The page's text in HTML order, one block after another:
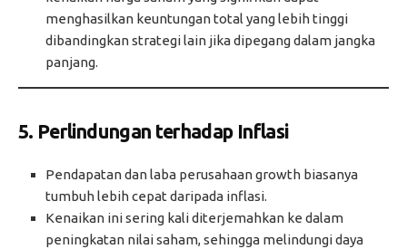
menghasilkan keuntungan total yang lebih tinggi
dibandingkan strategi lain jika dipegang dalam jangka
panjang.
5. Perlindungan terhadap Inflasi
Pendapatan dan laba perusahaan growth biasanya
tumbuh lebih cepat daripada inflasi.
Kenaikan ini sering kali diterjemahkan ke dalam
peningkatan nilai saham, sehingga melindungi daya